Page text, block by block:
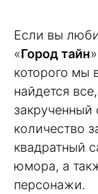
Если вы
«Город тайн
которого мы
найдется
количество
квадратный
юмора, а
персонажи.